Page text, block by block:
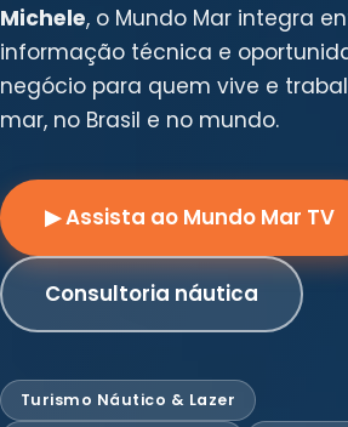
Michele, o Mundo Mar integra
informação técnica e
negócio para quem vive e
mar, no Brasil e no mundo.
▶ Assista ao Mundo Mar TV
Consultoria náutica
Turismo Náutico & Lazer